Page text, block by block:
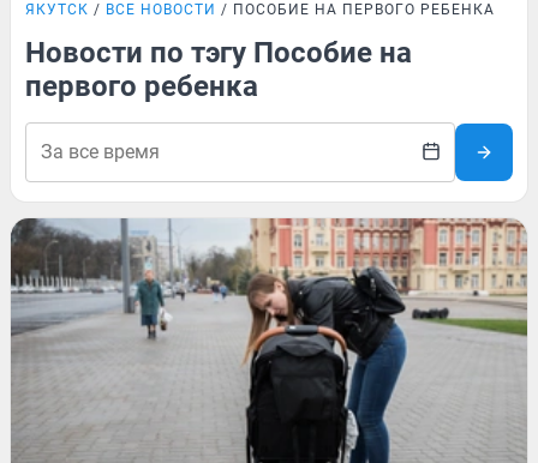
ЯКУТСК ВСЕ НОВОСТИ ПОСОБИЕ НА ПЕРВОГО РЕБЕНКА
Новости по тэгу Пособие на
первого ребенка